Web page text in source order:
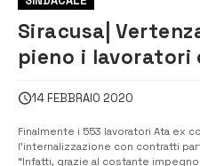
Siracusa|
pieno i lavoratori
14 FEBBRAIO 2020
Finalmente i 553 lavoratori Ata ex
l’internalizzazione con contratti
“Infatti, grazie al costante